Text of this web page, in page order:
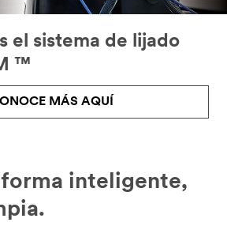
el sistema de lijado
™
MÁS AQUÍ
forma inteligente,